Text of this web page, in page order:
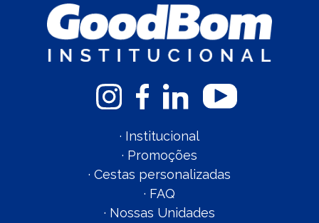
· Institucional
· Promoções
· Cestas personalizadas
· FAQ
· Nossas Unidades